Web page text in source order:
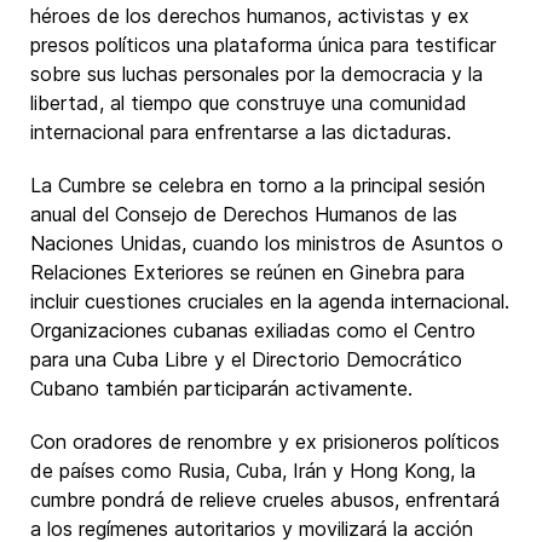
héroes de los derechos humanos, activistas y ex
presos políticos una plataforma única para testificar
sobre sus luchas personales por la democracia y la
libertad, al tiempo que construye una comunidad
internacional para enfrentarse a las dictaduras.
La Cumbre se celebra en torno a la principal sesión
anual del Consejo de Derechos Humanos de las
Naciones Unidas, cuando los ministros de Asuntos o
Relaciones Exteriores se reúnen en Ginebra para
incluir cuestiones cruciales en la agenda internacional.
Organizaciones cubanas exiliadas como el Centro
para una Cuba Libre y el Directorio Democrático
Cubano también participarán activamente.
Con oradores de renombre y ex prisioneros políticos
de países como Rusia, Cuba, Irán y Hong Kong, la
cumbre pondrá de relieve crueles abusos, enfrentará
a los regímenes autoritarios y movilizará la acción